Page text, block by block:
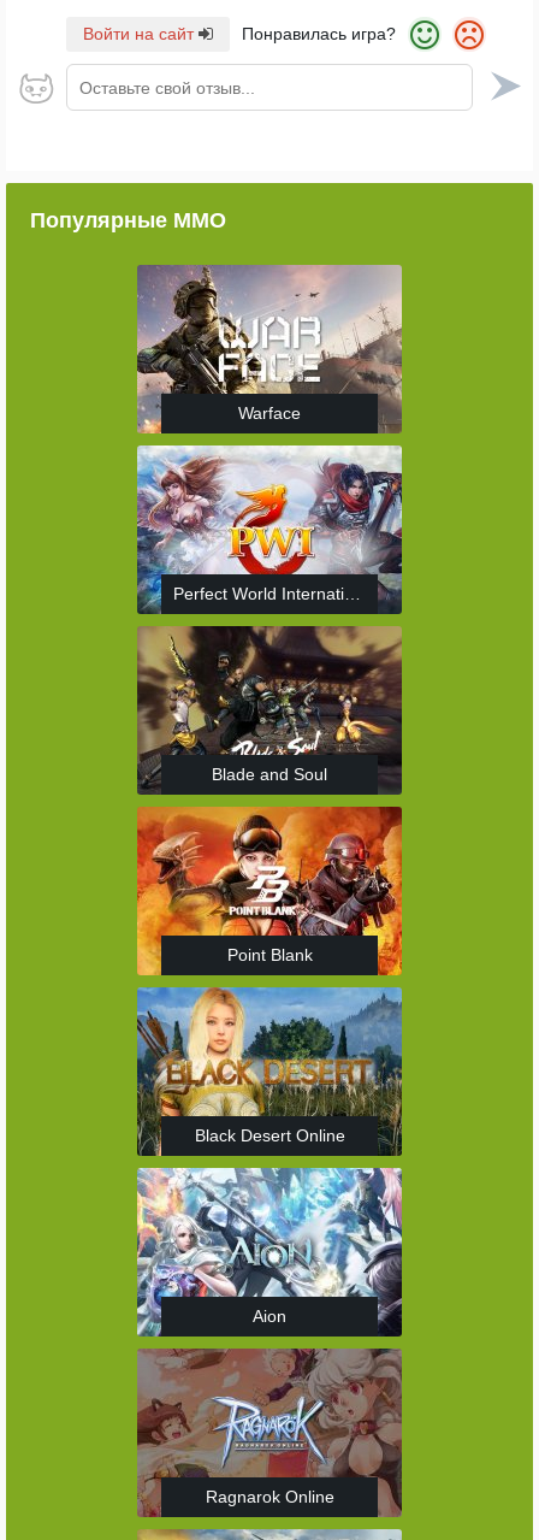
Войти на сайт Понравилась игра?
Оставьте свой отзыв...
Популярные ММО
Warface
Perfect World International
Blade and Soul
Point Blank
Black Desert Online
Aion
Ragnarok Online